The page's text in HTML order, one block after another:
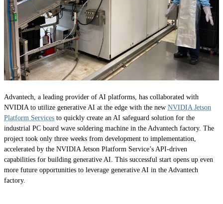
Advantech, a leading provider of AI platforms, has collaborated with
NVIDIA to utilize generative AI at the edge with the new NVIDIA Jetson
Platform Services to quickly create an AI safeguard solution for the
industrial PC board wave soldering machine in the Advantech factory. The
project took only three weeks from development to implementation,
accelerated by the NVIDIA Jetson Platform Service’s API-driven
capabilities for building generative AI. This successful start opens up even
more future opportunities to leverage generative AI in the Advantech
factory.